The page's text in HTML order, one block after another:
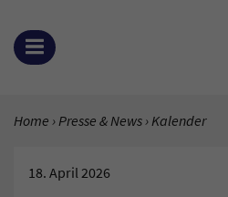
Zum Inhalt springen
MENÜ ÖFFNEN
SIE BEFINDEN SICH HIER:
Home Presse & News Aktuelle Seite:
Kalender
18. April 2026